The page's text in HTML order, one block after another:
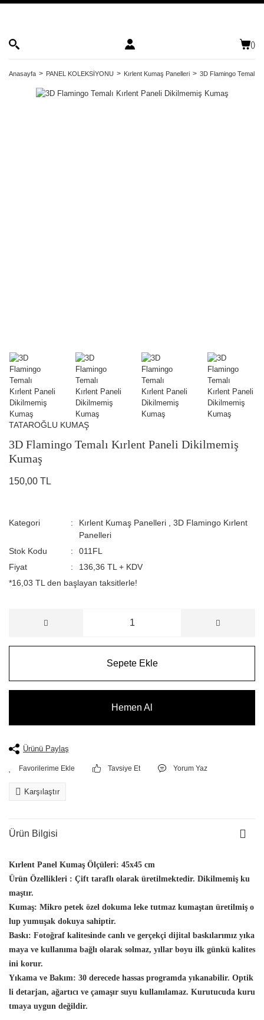
()
Anasayfa PANEL KOLEKSİYONU Kırlent Kumaş Panelleri 3D Flamingo Temalı
TATAROĞLU KUMAŞ
3D Flamingo Temalı Kırlent Paneli Dikilmemiş
Kumaş
150,00 TL
Kategori Kırlent Kumaş Panelleri
3D Flamingo Kırlent
Panelleri
Stok Kodu
011FL
Fiyat
136,36 TL + KDV
*16,03 TL den başlayan taksitlerle!
Sepete Ekle
Hemen Al
Ürünü Paylaş
Tavsiye Et Yorum Yaz
Karşılaştır
Ürün Bilgisi
Kırlent Panel Kumaş Ölçüleri: 45x45 cm
Ürün Özellikleri : Çift taraflı olarak üretilmektedir. Dikilmemiş ku
maştır.
Kumaş: Mikro petek özel dokuma leke tutmaz kumaştan üretilmiş o
lup yumuşak dokuya sahiptir.
Baskı: Fotoğraf kalitesinde canlı ve gerçekçi dijital baskılarımız yıka
maya ve kullanıma bağlı olarak solmaz, yıllar boyu ilk günkü kalites
ini korur.
Yıkama ve Bakım: 30 derecede hassas programda yıkanabilir. Optik
li detarjan, ağartıcı ve çamaşır suyu kullanılamaz. Kurutucuda kuru
tmaya uygun değildir.